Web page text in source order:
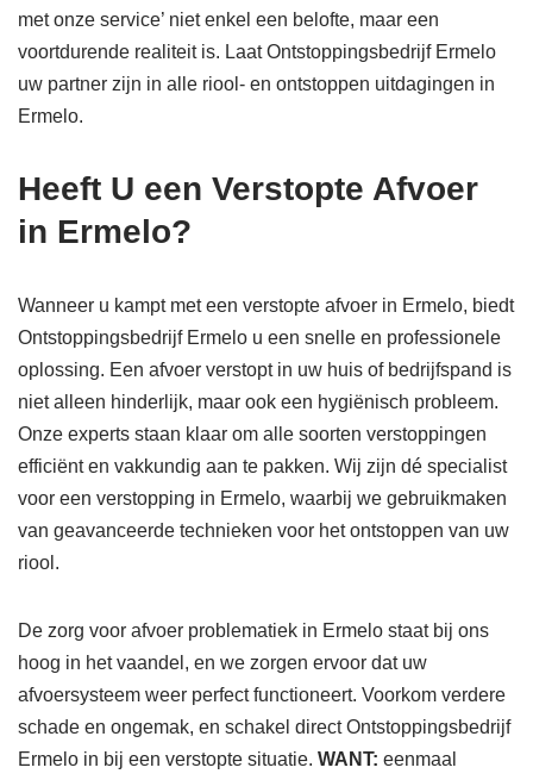
met onze service’ niet enkel een belofte, maar een
voortdurende realiteit is. Laat Ontstoppingsbedrijf Ermelo
uw partner zijn in alle riool- en ontstoppen uitdagingen in
Ermelo.
Heeft U een Verstopte Afvoer
in Ermelo?
Wanneer u kampt met een verstopte afvoer in Ermelo, biedt
Ontstoppingsbedrijf Ermelo u een snelle en professionele
oplossing. Een afvoer verstopt in uw huis of bedrijfspand is
niet alleen hinderlijk, maar ook een hygiënisch probleem.
Onze experts staan klaar om alle soorten verstoppingen
efficiënt en vakkundig aan te pakken. Wij zijn dé specialist
voor een verstopping in Ermelo, waarbij we gebruikmaken
van geavanceerde technieken voor het ontstoppen van uw
riool.
De zorg voor afvoer problematiek in Ermelo staat bij ons
hoog in het vaandel, en we zorgen ervoor dat uw
afvoersysteem weer perfect functioneert. Voorkom verdere
schade en ongemak, en schakel direct Ontstoppingsbedrijf
Ermelo in bij een verstopte situatie. WANT: eenmaal